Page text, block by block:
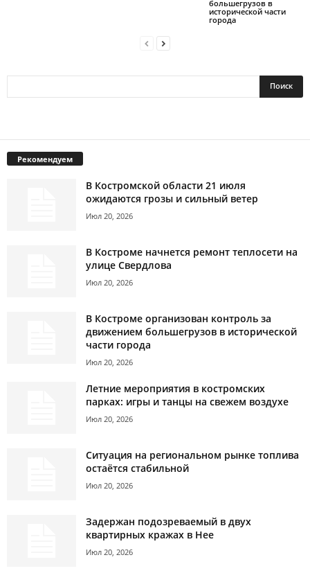
большегрузов в
исторической части
города
Рекомендуем
В Костромской области 21 июля
ожидаются грозы и сильный ветер
Июл 20, 2026
В Костроме начнется ремонт теплосети на
улице Свердлова
Июл 20, 2026
В Костроме организован контроль за
движением большегрузов в исторической
части города
Июл 20, 2026
Летние мероприятия в костромских
парках: игры и танцы на свежем воздухе
Июл 20, 2026
Ситуация на региональном рынке топлива
остаётся стабильной
Июл 20, 2026
Задержан подозреваемый в двух
квартирных кражах в Нее
Июл 20, 2026